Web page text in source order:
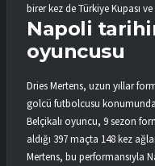
birer kez de Türkiye Kupası
Napoli
oyuncusu
Dries Mertens, uzun yıllar
golcü futbolcusu
Belçikalı oyuncu, 9 sezon
aldığı 397 maçta 148 kez
Mertens, bu performansıyla